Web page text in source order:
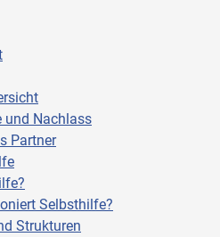
und Nachlass
Partner
Selbsthilfe?
Strukturen